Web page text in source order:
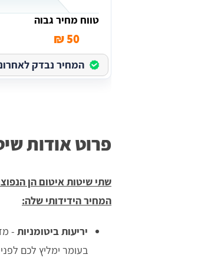
טווח מחיר גבוה
50 ₪
המחיר נבדק לאחרונה
פרוט אודות
שתי שיטות איטום הן
המחיר הידידותי שלה:
יריעות ביטומניות -
בעומר ימליץ לכם